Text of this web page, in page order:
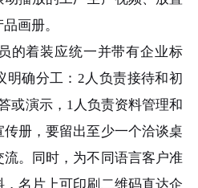
画册。
着装应统一并带有企业标
明确分工：2人负责接待和初
或演示，1人负责资料管理和
册，要留出至少一个洽谈桌
。同时，为不同语言客户准
名片上可印刷二维码直达企